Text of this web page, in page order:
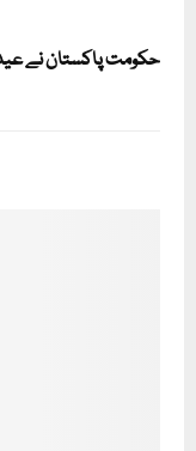
حکومت پاکستان نے